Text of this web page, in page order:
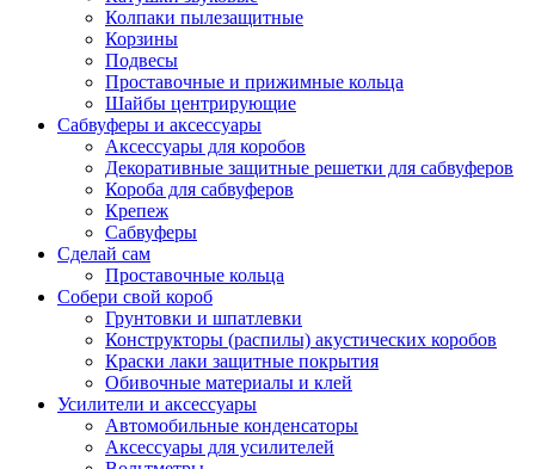
Колпаки пылезащитные
Корзины
Подвесы
Проставочные и прижимные кольца
Шайбы центрирующие
Сабвуферы и аксессуары
Аксессуары для коробов
Декоративные защитные решетки для сабвуферов
Короба для сабвуферов
Крепеж
Сабвуферы
Сделай сам
Проставочные кольца
Собери свой короб
Грунтовки и шпатлевки
Конструкторы (распилы) акустических коробов
Краски лаки защитные покрытия
Обивочные материалы и клей
Усилители и аксессуары
Автомобильные конденсаторы
Аксессуары для усилителей